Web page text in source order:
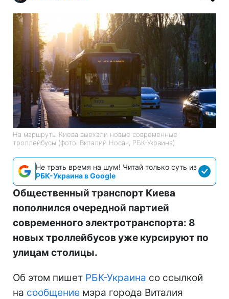
На маршруты Киева выехали новые современные
троллейбусы (фото: Виталий Носач, РБК-Украина)
Не трать время на шум! Читай только суть из
РБК-Украина в Google
Общественный транспорт Киева
пополнился очередной партией
современного электротранспорта: 8
новых троллейбусов уже курсируют по
улицам столицы.
Об этом пишет РБК-Украина со ссылкой
на сообщение мэра города Виталия